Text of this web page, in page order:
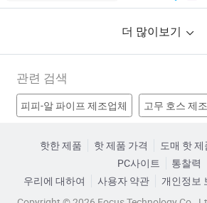
더 많이보기
관련 검색
피피-알 파이프 제조업체 고무 호스 제
유연한 강철 파이프 공장 유연한 파이프
핫한 제품 핫 제품 가격 도매 핫 제
PC사이트
통찰력
우리에 대하여
사용자 약관 개인정보